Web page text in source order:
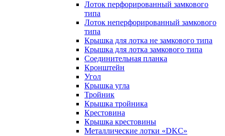
Лоток перфорированный замкового
типа
Лоток неперфорированный замкового
типа
Крышка для лотка не замкового типа
Крышка для лотка замкового типа
Соединительная планка
Кронштейн
Угол
Крышка угла
Тройник
Крышка тройника
Крестовина
Крышка крестовины
Металлические лотки «DKC»